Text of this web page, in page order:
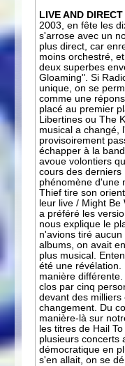
LIVE AND DIRECT
2003, en fête les
s'arrose avec un
plus direct, car
moins orchestré,
deux superbes
Gloaming". Si
unique, on se
comme une
placé au premier
Libertines ou The
musical a changé,
provisoirement
échapper à la
avoue volontiers
cours des derniers
phénomène d'une
Thief tire son
leur live / Might
a préféré les
nous explique le
n'avions tiré
albums, on avait
plus musical.
été une révélation.
manière
clos par cinq
devant des
changement. Du
manière-là sur
les titres de Hail
plusieurs concerts
démocratique en
s'en allait, on se